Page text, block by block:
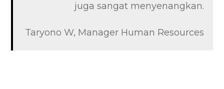
juga sangat menyenangkan.
Taryono W, Manager Human Resources